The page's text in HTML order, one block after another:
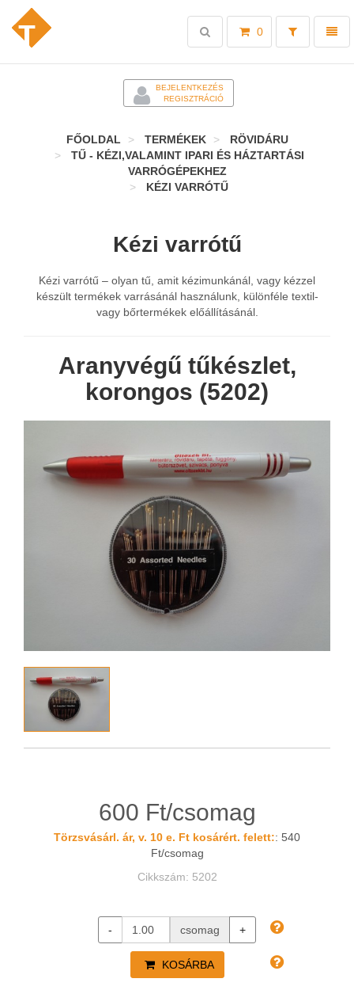
Toggle
0
Toggle
search
BEJELENTKEZÉS
REGISZTRÁCIÓ
FŐOLDAL TERMÉKEK
RÖVIDÁRU
TŰ - KÉZI,VALAMINT IPARI ÉS HÁZTARTÁSI
VARRÓGÉPEKHEZ
KÉZI VARRÓTŰ
Kézi varrótű
Kézi varrótű – olyan tű, amit kézimunkánál, vagy kézzel
készült termékek varrásánál használunk, különféle textil-
vagy bőrtermékek előállításánál.
Aranyvégű tűkészlet,
korongos (5202)
600 Ft/csomag
Törzsvásárl. ár, v. 10 e. Ft kosárért. felett:: 540
Ft/csomag
Cikkszám: 5202
- csomag +
KOSÁRBA